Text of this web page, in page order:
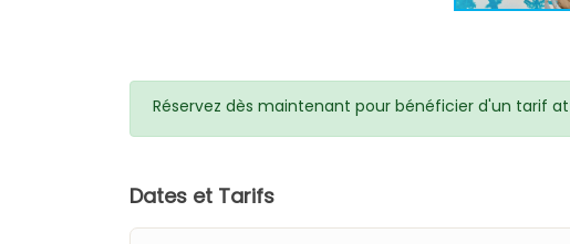
Réservez dès maintenant pour bénéficier d'un tarif
Dates et Tarifs